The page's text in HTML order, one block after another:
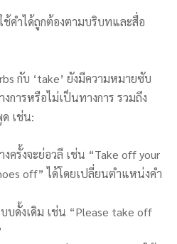
คำได้ถูกต้องตามบริบทและสื่อ
กับ ‘take’ ยังมีความหมายซับ
ารหรือไม่เป็นทางการ รวมถึง
เช่น:
ครั้งจะย่อวลี เช่น “Take off your
off” ได้โดยเปลี่ยนตำแหน่งคำ
บดั้งเดิม เช่น “Please take off